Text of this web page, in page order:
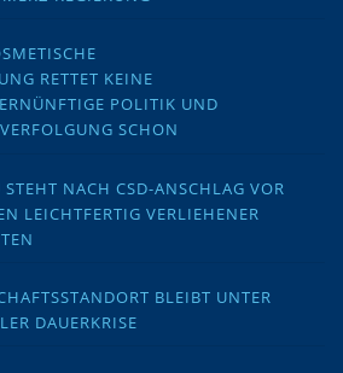
RETTET KEINE
POLITIK UND
SCHON
NACH CSD-ANSCHLAG VOR
LEICHTFERTIG VERLIEHENER
BLEIBT UNTER
DAUERKRISE